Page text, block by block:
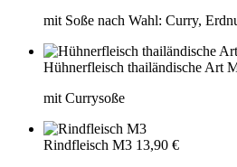
mit Soße nach Wahl: Curry,
Hühnerfleisch thailändische Art
mit Currysoße
Rindfleisch M3 13,90 €